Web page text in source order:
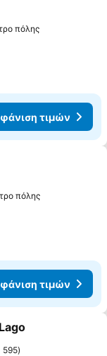
πόλης
τιμών
αγαπημένα
πόλης
τιμών
αγαπημένα
595